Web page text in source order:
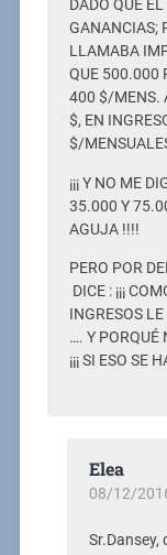
DADO QUE
GANANCIAS;
LLAMABA
QUE 500.000
400 $/MENS.
$, EN
$/
¡¡¡ Y NO ME
35.000 Y
AGUJA !!!!
PERO POR
DICE : ¡¡¡
INGRESOS
…. Y PORQUÉ
¡¡¡ SI ESO SE
Elea
08/12/